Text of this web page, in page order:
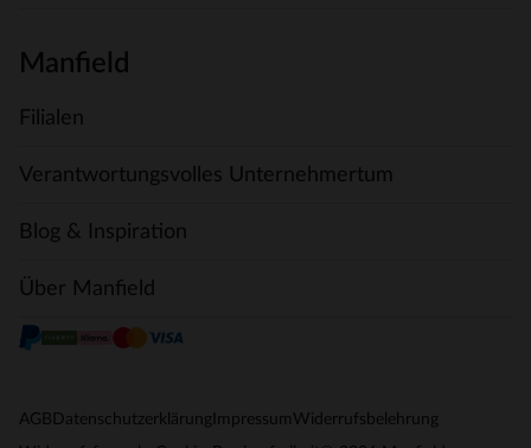
Manfield
Filialen
Verantwortungsvolles Unternehmertum
Blog & Inspiration
Über Manfield
AGB Datenschutzerklärung Impressum Widerrufsbelehrung